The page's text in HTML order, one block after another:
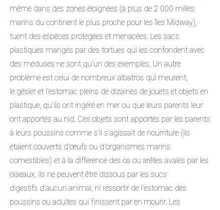
même dans des zones éloignées (à plus de 2 000 milles
marins du continent le plus proche pour les îles Midway),
tuent des espèces protégées et menacées. Les sacs
plastiques mangés par des tortues qui les confondent avec
des méduses ne sont qu'un des exemples. Un autre
problème est celui de nombreux albatros qui meurent,
le gésier et l'estomac pleins de dizaines de jouets et objets en
plastique, qu'ils ont ingéré en mer ou que leurs parents leur
ont apportés au nid. Ces objets sont apportés par les parents
à leurs poussins comme s'il s'agissait de nourriture (ils
étaient couverts d'œufs ou d'organismes marins
comestibles) et à la différence des os ou arêtes avalés par les
oiseaux, ils ne peuvent être dissous par les sucs
digestifs d'aucun animal, ni ressortir de l'estomac des
poussins ou adultes qui finissent par en mourir. Les